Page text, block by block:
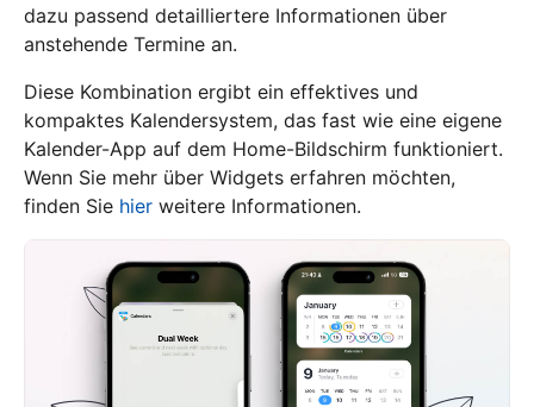
dazu passend detailliertere Informationen über
anstehende Termine an.
Diese Kombination ergibt ein effektives und
kompaktes Kalendersystem, das fast wie eine eigene
Kalender-App auf dem Home-Bildschirm funktioniert.
Wenn Sie mehr über Widgets erfahren möchten,
finden Sie hier weitere Informationen.